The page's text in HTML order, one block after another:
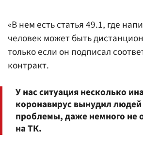
«В нем есть статья 49.1, где
человек может быть
только если он подписал
контракт.
У нас ситуация несколько
коронавирус вынудил
проблемы, даже немного не
на ТК.